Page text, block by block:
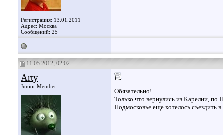
Регистрация: 13.01.2011
Адрес: Москва
Сообщений: 25
11.05.2012, 02:02
Arty
Junior Member
Обязательно!
Только что вернулись из Карелии,
Подмосковье еще хотелось съездить